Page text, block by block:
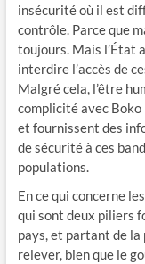
insécurité où il est
contrôle. Parce que
toujours. Mais l’État
interdire l’accès de
Malgré cela, l’être
complicité avec
et fournissent des
de sécurité à ces
populations.
En ce qui concerne
qui sont deux piliers
pays, et partant de la
relever, bien que le